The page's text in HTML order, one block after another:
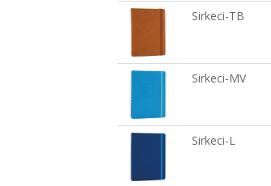
Sirkeci-TB
Sirkeci-MV
Sirkeci-L